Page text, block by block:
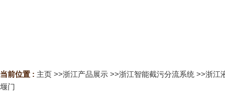
当前位置 : 主页 >>浙江产品展示 >>浙江智能截污分流系统 >>浙江
堰门